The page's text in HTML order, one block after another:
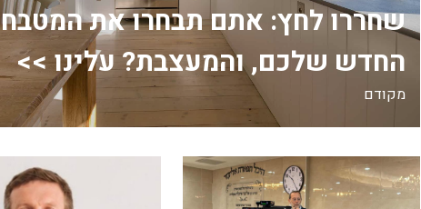
שחררו לחץ: אתם תבחרו את המטבח
החדש שלכם, והמעצבת? עלינו >>
מקודם